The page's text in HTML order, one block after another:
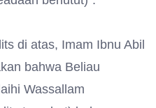
di atas, Imam Ibnu Abil
bahwa Beliau
Wassallam